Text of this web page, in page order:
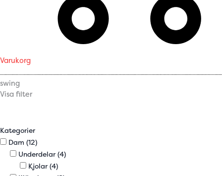
Varukorg
swing
Visa filter
Kategorier
Dam (12)
Underdelar (4)
Kjolar (4)